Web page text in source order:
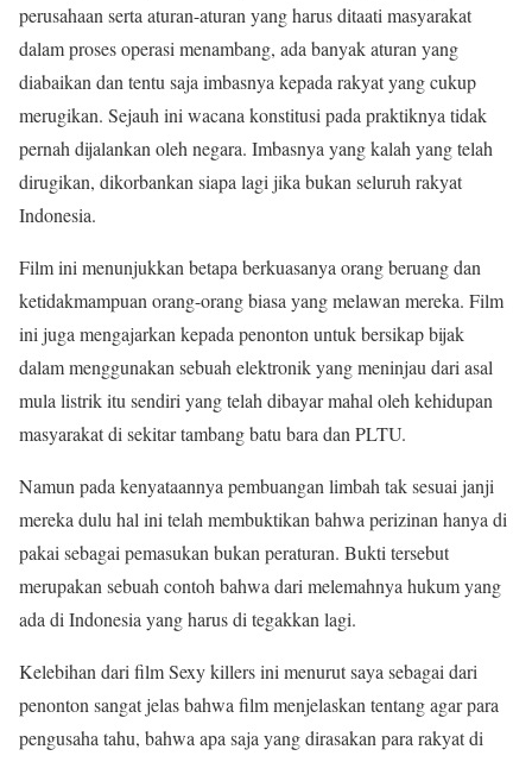
perusahaan serta aturan-aturan yang harus ditaati masyarakat
dalam proses operasi menambang, ada banyak aturan yang
diabaikan dan tentu saja imbasnya kepada rakyat yang cukup
merugikan. Sejauh ini wacana konstitusi pada praktiknya tidak
pernah dijalankan oleh negara. Imbasnya yang kalah yang telah
dirugikan, dikorbankan siapa lagi jika bukan seluruh rakyat
Indonesia.
Film ini menunjukkan betapa berkuasanya orang beruang dan
ketidakmampuan orang-orang biasa yang melawan mereka. Film
ini juga mengajarkan kepada penonton untuk bersikap bijak
dalam menggunakan sebuah elektronik yang meninjau dari asal
mula listrik itu sendiri yang telah dibayar mahal oleh kehidupan
masyarakat di sekitar tambang batu bara dan PLTU.
Namun pada kenyataannya pembuangan limbah tak sesuai janji
mereka dulu hal ini telah membuktikan bahwa perizinan hanya di
pakai sebagai pemasukan bukan peraturan. Bukti tersebut
merupakan sebuah contoh bahwa dari melemahnya hukum yang
ada di Indonesia yang harus di tegakkan lagi.
Kelebihan dari film Sexy killers ini menurut saya sebagai dari
penonton sangat jelas bahwa film menjelaskan tentang agar para
pengusaha tahu, bahwa apa saja yang dirasakan para rakyat di